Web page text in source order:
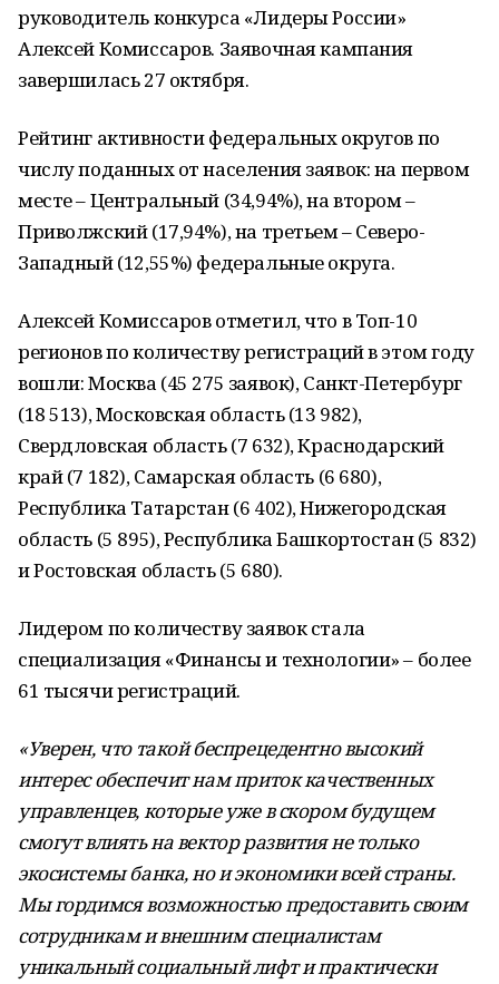
руководитель конкурса «Лидеры России»
Алексей Комиссаров. Заявочная кампания
завершилась 27 октября.
Рейтинг активности федеральных округов по
числу поданных от населения заявок: на первом
месте – Центральный (34,94%), на втором –
Приволжский (17,94%), на третьем – Северо-
Западный (12,55%) федеральные округа.
Алексей Комиссаров отметил, что в Топ-10
регионов по количеству регистраций в этом году
вошли: Москва (45 275 заявок), Санкт-Петербург
(18 513), Московская область (13 982),
Свердловская область (7 632), Краснодарский
край (7 182), Самарская область (6 680),
Республика Татарстан (6 402), Нижегородская
область (5 895), Республика Башкортостан (5 832)
и Ростовская область (5 680).
Лидером по количеству заявок стала
специализация «Финансы и технологии» – более
61 тысячи регистраций.
«Уверен, что такой беспрецедентно высокий
интерес обеспечит нам приток качественных
управленцев, которые уже в скором будущем
смогут влиять на вектор развития не только
экосистемы банка, но и экономики всей страны.
Мы гордимся возможностью предоставить своим
сотрудникам и внешним специалистам
уникальный социальный лифт и практически